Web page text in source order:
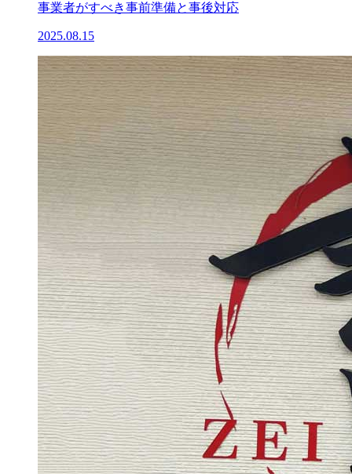
事業者がすべき事前準備と事後対応
2025.08.15